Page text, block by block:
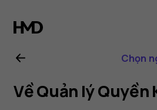
Hướng
dẫn
sử
Chọn
Về Quản lý Quyền